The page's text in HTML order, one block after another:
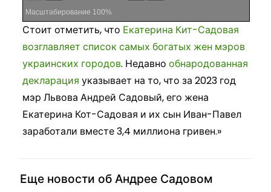
Масштабирование 100%
Стоит отметить, что Екатерина Кит-Садовая
возглавляет список самых богатых жен мэров
украинских городов. Недавно обнародованная
декларация указывает на то, что за 2023 год
мэр Львова Андрей Садовый, его жена
Екатерина Кот-Садовая и их сын Иван-Павел
заработали вместе 3,4 миллиона гривен.»
Еще новости об Андрее Садовом